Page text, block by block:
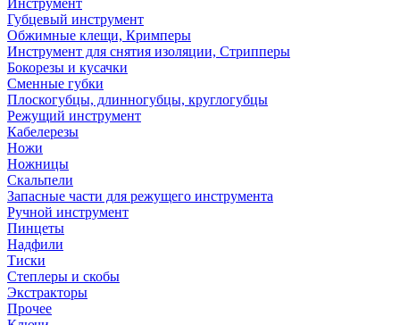
Инструмент
Губцевый инструмент
Обжимные клещи, Кримперы
Инструмент для снятия изоляции, Стрипперы
Бокорезы и кусачки
Сменные губки
Плоскогубцы, длинногубцы, круглогубцы
Режущий инструмент
Кабелерезы
Ножи
Ножницы
Скальпели
Запасные части для режущего инструмента
Ручной инструмент
Пинцеты
Надфили
Тиски
Степлеры и скобы
Экстракторы
Прочее